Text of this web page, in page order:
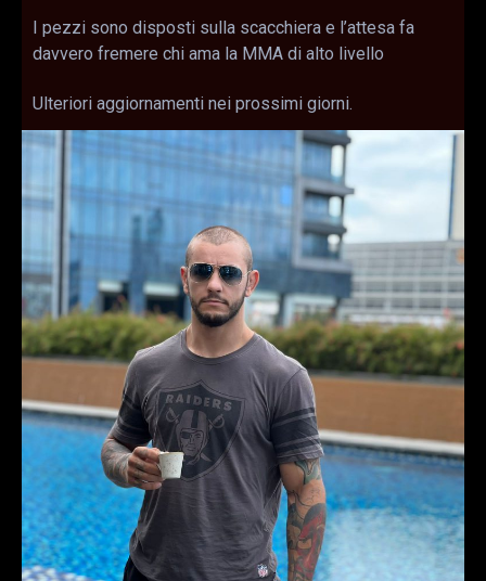
I pezzi sono disposti sulla scacchiera e l’attesa fa
davvero fremere chi ama la MMA di alto livello
Ulteriori aggiornamenti nei prossimi giorni.